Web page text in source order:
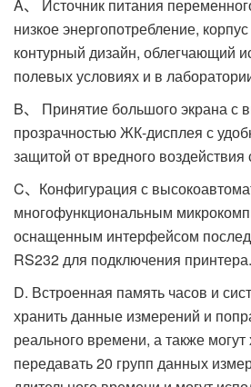
A、 Источник питания
низкое энергопотребление,
контурный дизайн, облегчающий
полевых условиях и в
B、 Принятие большого экрана с
прозрачностью ЖК-дисплея с
защитой от вредного воздействия
C、Конфигурация с
многофункциональным
оснащенным интерфейсом
RS232 для подключения принтера.
D. Встроенная память часов и
хранить данные измерений и
реального времени, а также могут
передавать 20 групп данных